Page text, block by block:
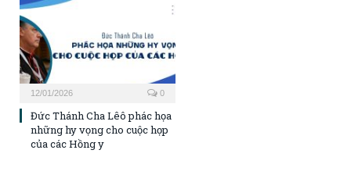
12/01/2026 0
Đức Thánh Cha Lêô phác họa
những hy vọng cho cuộc họp
của các Hồng y